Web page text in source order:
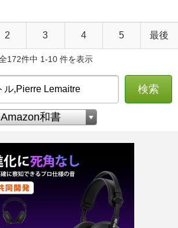
2 3 4 5 最後
172件中 1-10 件を表示
検索